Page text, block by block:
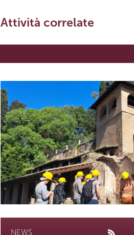
Attività correlate
NEWS